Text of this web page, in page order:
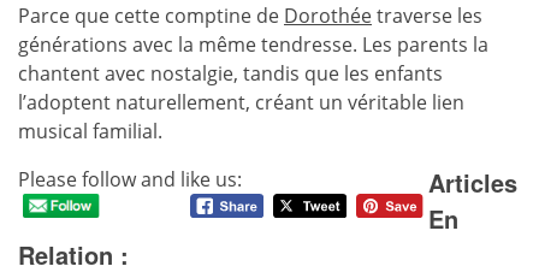
Parce que cette comptine de Dorothéetraverse les
générations avec la même tendresse. Les parents la
chantent avec nostalgie, tandis que les enfants
l’adoptent naturellement, créant un véritable lien
musical familial.
Please follow and like us:
Articles
En
Relation :